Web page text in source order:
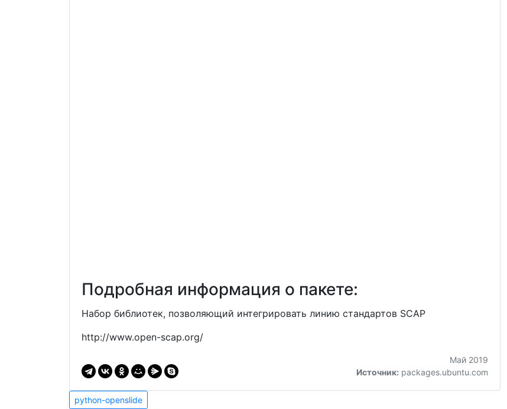
Подробная информация о пакете:
Набор библиотек, позволяющий интегрировать линию стандартов SCAP
http://www.open-scap.org/
Май 2019
Источник: packages.ubuntu.com
Навигация
python-
python-openslide